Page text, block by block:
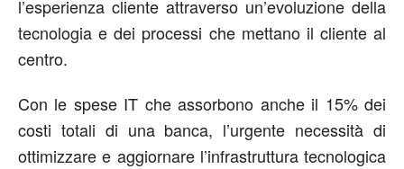
l’esperienza cliente attraverso un’evoluzione della
tecnologia e dei processi che mettano il cliente al
centro.
Con le spese IT che assorbono anche il 15% dei
costi totali di una banca, l’urgente necessità di
ottimizzare e aggiornare l’infrastruttura tecnologica